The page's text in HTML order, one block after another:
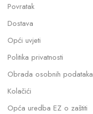
Povratak
Dostava
Opći uvjeti
Politika privatnosti
Obrada osobnih podataka
Kolačići
Opća uredba EZ o zaštiti